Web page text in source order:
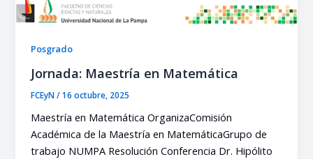
Posgrado
Jornada: Maestría en Matemática
FCEyN/16 octubre, 2025
Maestría en Matemática OrganizaComisión
Académica de la Maestría en MatemáticaGrupo de
trabajo NUMPA Resolución Conferencia Dr. Hipólito